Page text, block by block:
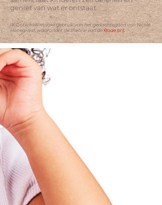
geniet van wat er ontstaat.
IK Ontwikkel maakt gebruik van het gedachtegoed van Nicole
Hanegraaf, waaronder detheorie van deRode bril.